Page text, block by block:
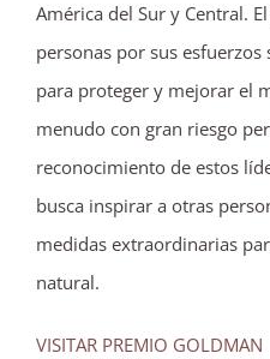
América del Sur y Central.
personas por sus
para proteger y mejorar el
menudo con gran riesgo
reconocimiento de estos
busca inspirar a otras
medidas extraordinarias
natural.
VISITAR PREMIO GOLDMAN